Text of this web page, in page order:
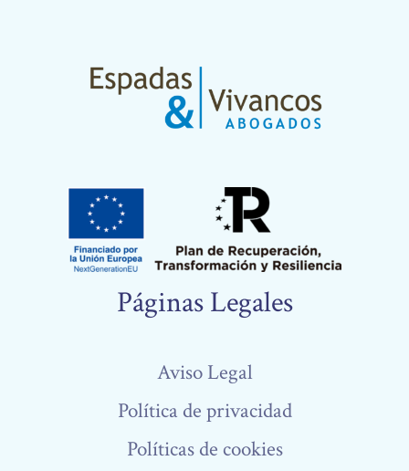
Páginas Legales
Aviso Legal
Política de privacidad
Políticas de cookies